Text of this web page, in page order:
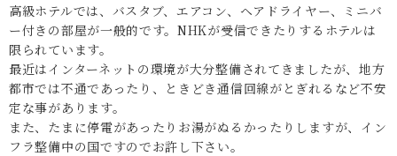
高級ホテルでは、バスタブ、エアコン、ヘアドライヤー、ミニバ
ー付きの部屋が一般的です。NHKが受信できたりするホテルは
限られています。
最近はインターネットの環境が大分整備されてきましたが、地方
都市では不通であったり、ときどき通信回線がとぎれるなど不安
定な事があります。
また、たまに停電があったりお湯がぬるかったりしますが、イン
フラ整備中の国ですのでお許し下さい。